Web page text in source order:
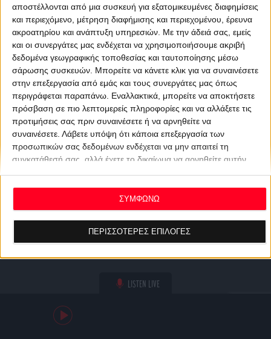
αποστέλλονται από μια συσκευή για εξατομικευμένες διαφημίσεις
και περιεχόμενο, μέτρηση διαφήμισης και περιεχομένου, έρευνα
ακροατηρίου και ανάπτυξη υπηρεσιών. Με την άδειά σας, εμείς
και οι συνεργάτες μας ενδέχεται να χρησιμοποιήσουμε ακριβή
δεδομένα γεωγραφικής τοποθεσίας και ταυτοποίησης μέσω
σάρωσης συσκευών. Μπορείτε να κάνετε κλικ για να συναινέσετε
στην επεξεργασία από εμάς και τους συνεργάτες μας όπως
περιγράφεται παραπάνω. Εναλλακτικά, μπορείτε να αποκτήσετε
πρόσβαση σε πιο λεπτομερείς πληροφορίες και να αλλάξετε τις
προτιμήσεις σας πριν συναινέσετε ή να αρνηθείτε να
συναινέσετε. Λάβετε υπόψη ότι κάποια επεξεργασία των
προσωπικών σας δεδομένων ενδέχεται να μην απαιτεί τη
συγκατάθεσή σας, αλλά έχετε το δικαίωμα να αρνηθείτε αυτήν
ανακαλέσετε τη συγκατάθεσή σας ανά πάσα στιγμή
επιστρέφοντας σε αυτόν τον ιστότοπο και κάνοντας κλικ στο
κουμπί "Απορρήτου" στο κάτω μέρος της ιστοσελίδας.
ΠΕΡΙΣΣΟΤΕΡΕΣ ΕΠΙΛΟΓΕΣ
ΣΥΜΦΩΝΩ
LISTEN LIVE
Designed & developed byporcupine colors&Fotis Alexandrou